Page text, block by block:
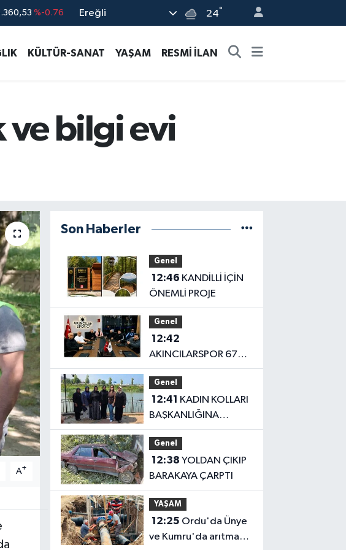
47,7069 %0.17 Ereğli 24°
KÜLTÜR-SANAT YAŞAM RESMİ İLAN
ve bilgi evi
A+
Son Haberler
Genel
12:46
ÖNEMLİ PROJE
Genel
12:42
AKINCILARSPOR 67
YÖNETİMİ BELLİ OLDU
Genel
12:41
BAŞKANLIĞINA
ATANDI
Genel
12:38 YOLDAN ÇIKIP
BARAKAYA ÇARPTI
YAŞAM
12:25
ve Kumru'da arıtma